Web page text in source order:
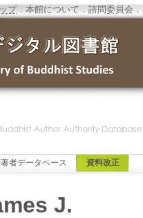
プ．本館について ．諮問委員会 ．
者データベース 資料改正
J.